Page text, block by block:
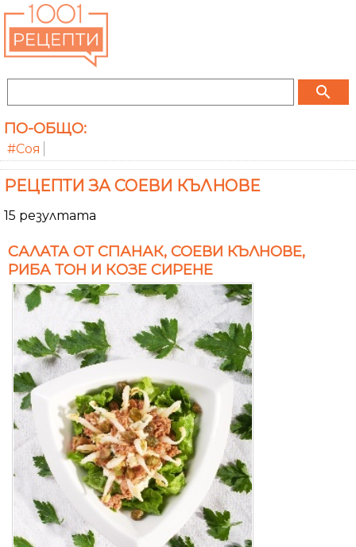
search
ПО-ОБЩО:
#Соя
РЕЦЕПТИ ЗА СОЕВИ КЪЛНОВЕ
15 резултата
САЛАТА ОТ СПАНАК, СОЕВИ КЪЛНОВЕ,
РИБА ТОН И КОЗЕ СИРЕНЕ